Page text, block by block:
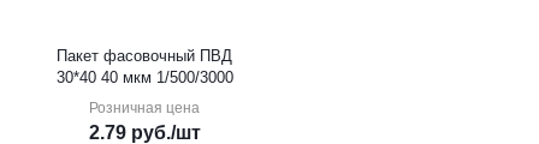
Пакет фасовочный ПВД
30*40 40 мкм 1/500/3000
Розничная цена
2.79руб./шт